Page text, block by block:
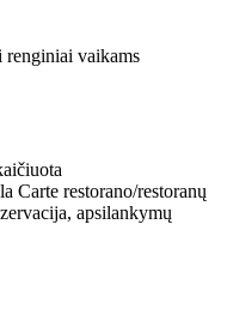
renginiai vaikams
Carte restorano/restoranų
apsilankymų